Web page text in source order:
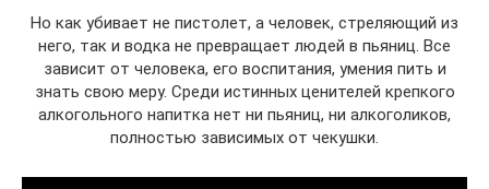
Но как убивает не пистолет, а человек, стреляющий из
него, так и водка не превращает людей в пьяниц. Все
зависит от человека, его воспитания, умения пить и
знать свою меру. Среди истинных ценителей крепкого
алкогольного напитка нет ни пьяниц, ни алкоголиков,
полностью зависимых от чекушки.